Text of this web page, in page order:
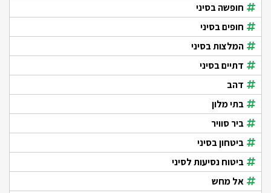
חופשה בסיני
חופים בסיני
המלצות בסיני
דתיים בסיני
דהב
בתי מלון
ביר סוויר
ביטחון בסיני
ביטוח נסיעות לסיני
אל מחש